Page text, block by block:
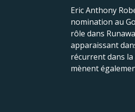
Eric Anthony
nomination au
rôle dans
apparaissant
récurrent dans la
mènent